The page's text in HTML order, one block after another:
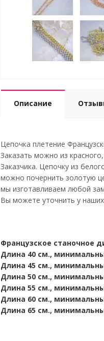
Описание
Цепочка плетение
Заказать можно из
Заказчика. Цепочку из
можно почернить золотую
мы изготавливаем любой
Вы можете уточнить у
Французское станочное
Длина 40 см.,
Длина 45 см.,
Длина 50 см.,
Длина 55 см.,
Длина 60 см.,
Длина 65 см.,